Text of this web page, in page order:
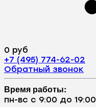
0 руб
+7 (495) 774-62-02
Обратный звонок
Время работы:
пн-вс с 9:00 до 19:00